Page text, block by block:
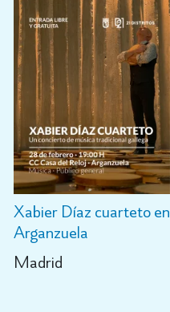
Xabier Díaz cuarteto en
Arganzuela
Madrid